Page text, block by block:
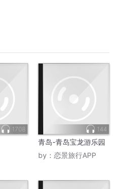
1708 144
青岛-青岛宝龙游乐园
by： 恋景旅行APP